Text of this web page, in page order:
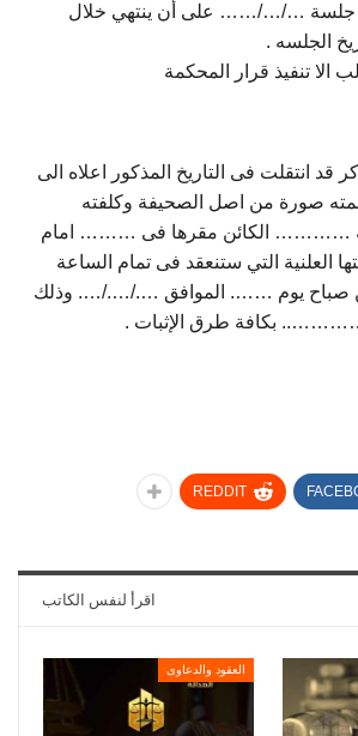
جلسة …/…/…… على أن ينتهي خلال
الجلسه .
الا تنفيذ قرار المحكمة
قد انتقلت فى التاريخ المذكور اعلاه الى
صورة من اصل الصحيفة وكلفته
………… الكائن مقرها فى ……… امام
العلنية التي ستنعقد فى تمام الساعة
من صباح يوم ……. الموافق …./…./…. وذلك
………….. بكافة طرق الإثبات .
REDDIT
اقرأ لنفس الكاتب
العقود والدعاوى